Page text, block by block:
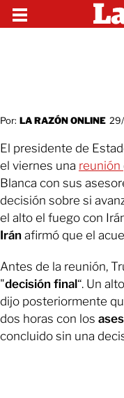
Por: LA RAZÓN ONLINE
El presidente de
el viernes una reunión
Blanca con sus
decisión sobre si
el alto el fuego con
Irán afirmó que el
Antes de la reunión,
"decisión final“. Un
dijo posteriormente
dos horas con los
concluido sin una